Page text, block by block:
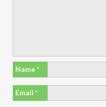
Name*
Email *